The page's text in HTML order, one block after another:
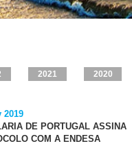
2021 2020
2019
DE PORTUGAL ASSINA
COM A ENDESA